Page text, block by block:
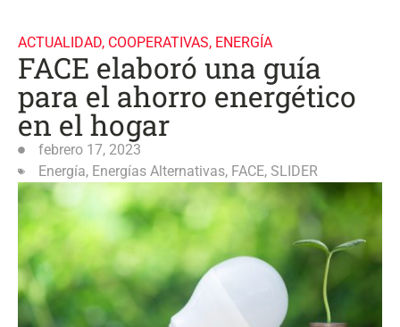
ACTUALIDAD, COOPERATIVAS, ENERGÍA
FACE elaboró una guía
para el ahorro energético
en el hogar
febrero 17, 2023
Energía, Energías Alternativas, FACE, SLIDER